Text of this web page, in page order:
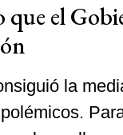
el
la